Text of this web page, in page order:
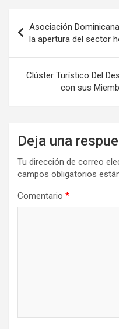
de
entradas
Asociación
la apertura del sector
Clúster Turístico Del
con sus
Deja una
Tu dirección de correo
campos obligatorios
Comentario *